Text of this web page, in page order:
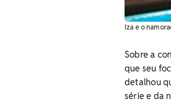
Iza e o
Sobre a
que seu
detalhou
série e da